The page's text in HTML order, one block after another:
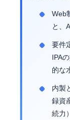
Web
と、
要件
IPA
的な
内製
録資
続力）